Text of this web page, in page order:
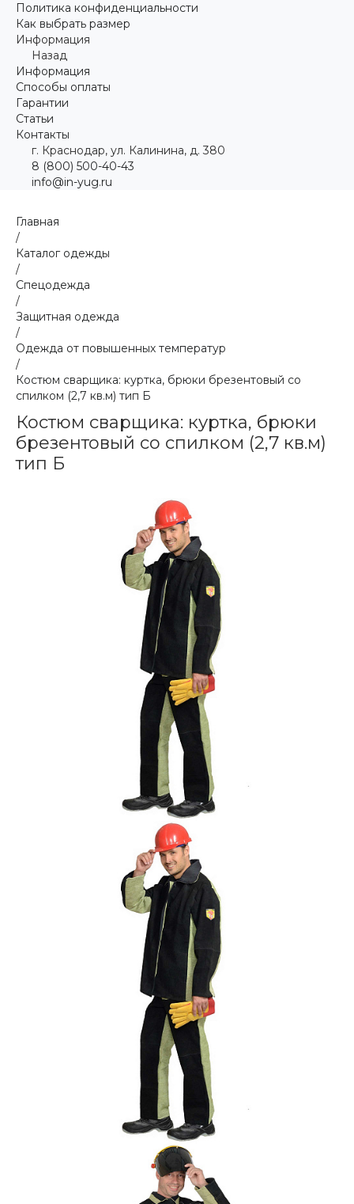
Политика конфиденциальности
Как выбрать размер
Информация
Назад
Информация
Способы оплаты
Гарантии
Статьи
Контакты
г. Краснодар, ул. Калинина, д. 380
8 (800) 500-40-43
info@in-yug.ru
Главная
/
Каталог одежды
/
Спецодежда
/
Защитная одежда
/
Одежда от повышенных температур
/
Костюм сварщика: куртка, брюки брезентовый со
спилком (2,7 кв.м) тип Б
Костюм сварщика: куртка, брюки
брезентовый со спилком (2,7 кв.м)
тип Б